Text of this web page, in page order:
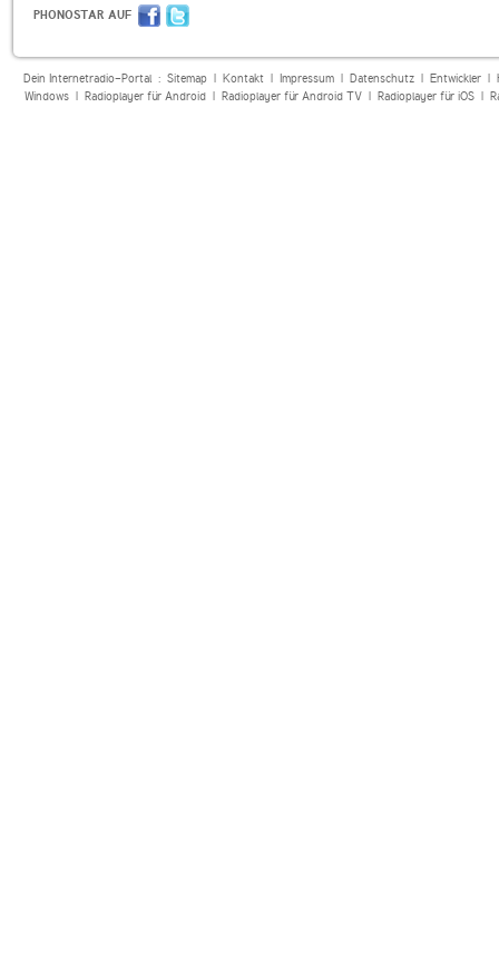
PHONOSTAR AUF
Dein Internetradio-Portal : Sitemap| Kontakt| Impressum| Datenschutz| Entwickler|
Windows| Radioplayer für Android| Radioplayer für Android TV| Radioplayer für iOS|